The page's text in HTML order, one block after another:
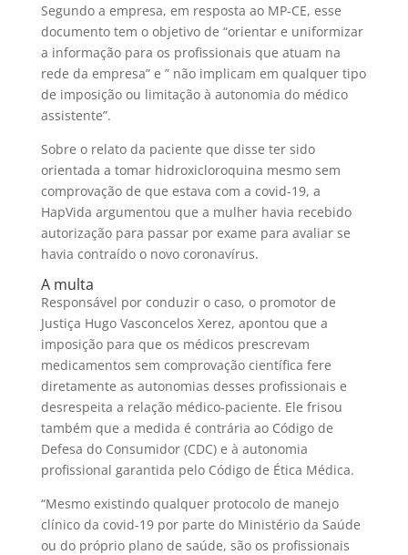
Segundo a empresa, em resposta ao MP-CE, esse
documento tem o objetivo de “orientar e uniformizar
a informação para os profissionais que atuam na
rede da empresa” e ” não implicam em qualquer tipo
de imposição ou limitação à autonomia do médico
assistente”.
Sobre o relato da paciente que disse ter sido
orientada a tomar hidroxicloroquina mesmo sem
comprovação de que estava com a covid-19, a
HapVida argumentou que a mulher havia recebido
autorização para passar por exame para avaliar se
havia contraído o novo coronavírus.
A multa
Responsável por conduzir o caso, o promotor de
Justiça Hugo Vasconcelos Xerez, apontou que a
imposição para que os médicos prescrevam
medicamentos sem comprovação científica fere
diretamente as autonomias desses profissionais e
desrespeita a relação médico-paciente. Ele frisou
também que a medida é contrária ao Código de
Defesa do Consumidor (CDC) e à autonomia
profissional garantida pelo Código de Ética Médica.
“Mesmo existindo qualquer protocolo de manejo
clínico da covid-19 por parte do Ministério da Saúde
ou do próprio plano de saúde, são os profissionais